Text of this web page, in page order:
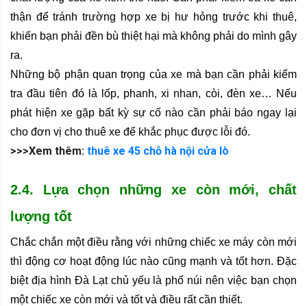
thận để tránh trường hợp xe bị hư hỏng trước khi thuê,
khiến bạn phải đền bù thiệt hại mà không phải do mình gây
ra.
Những bộ phận quan trọng của xe mà bạn cần phải kiểm
tra đầu tiên đó là lốp, phanh, xi nhan, còi, đèn xe… Nếu
phát hiện xe gặp bất kỳ sự cố nào cần phải báo ngay lại
cho đơn vị cho thuê xe để khắc phục được lỗi đó.
>>>Xem thêm: thuê xe 45 chỗ hà nội cửa lò
2.4. Lựa chọn những xe còn mới, chất
lượng tốt
Chắc chắn một điều rằng với những chiếc xe máy còn mới
thì động cơ hoạt động lúc nào cũng mạnh và tốt hơn. Đặc
biệt địa hình Đà Lạt chủ yếu là phố núi nên việc bạn chọn
một chiếc xe còn mới và tốt và điều rất cần thiết.